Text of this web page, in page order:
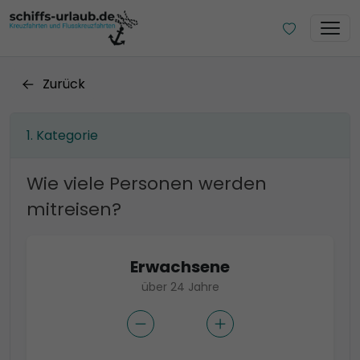
Zurück
Kategorie
Wie viele Personen werden
mitreisen?
Erwachsene
über 24 Jahre